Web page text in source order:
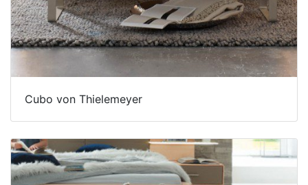
Cubo von Thielemeyer